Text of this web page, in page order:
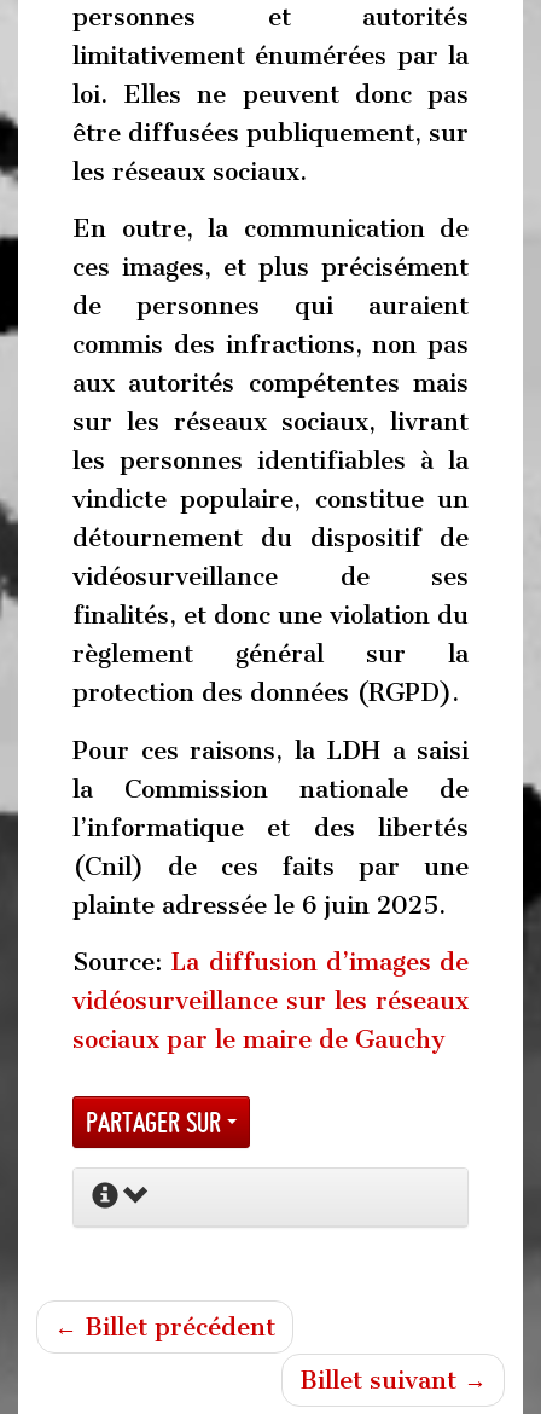
personnes et autorités
limitativement énumérées par la
loi. Elles ne peuvent donc pas
être diffusées publiquement, sur
les réseaux sociaux.
En outre, la communication de
ces images, et plus précisément
de personnes qui auraient
commis des infractions, non pas
aux autorités compétentes mais
sur les réseaux sociaux, livrant
les personnes identifiables à la
vindicte populaire, constitue un
détournement du dispositif de
vidéosurveillance de ses
finalités, et donc une violation du
règlement général sur la
protection des données (RGPD).
Pour ces raisons, la LDH a saisi
la Commission nationale de
l’informatique et des libertés
(Cnil) de ces faits par une
plainte adressée le 6 juin 2025.
Source: La diffusion d’images de
vidéosurveillance sur les réseaux
sociaux par le maire de Gauchy
Partager sur
← Billet précédent
Billet suivant →